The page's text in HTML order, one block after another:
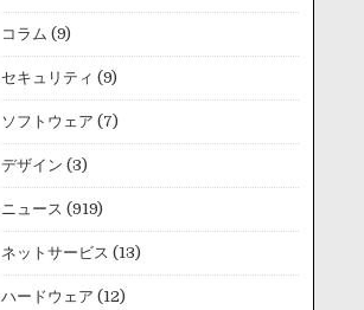
コラム (9)
セキュリティ (9)
ソフトウェア (7)
デザイン (3)
ニュース (919)
ネットサービス (13)
ハードウェア (12)